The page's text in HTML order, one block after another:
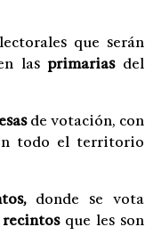
que serán
lasprimariasdel
de votación, con
todo el territorio
donde se vota
recintosque les son